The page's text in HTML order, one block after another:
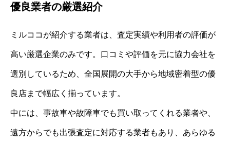
優良業者の厳選紹介
ミルココが紹介する業者は、査定実績や利用者の評価が
高い厳選企業のみです。口コミや評価を元に協力会社を
選別しているため、全国展開の大手から地域密着型の優
良店まで幅広く揃っています。
中には、事故車や故障車でも買い取ってくれる業者や、
遠方からでも出張査定に対応する業者もあり、あらゆる